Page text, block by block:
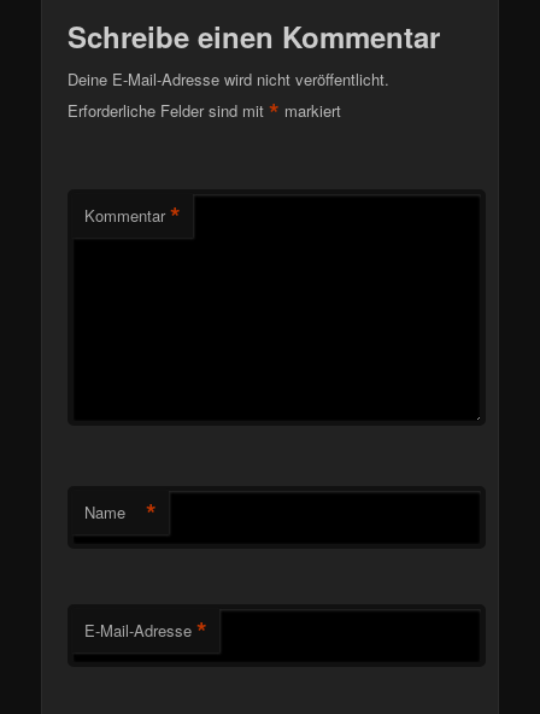
Schreibe einen Kommentar
Deine E-Mail-Adresse wird nicht veröffentlicht.
Erforderliche Felder sind mit* markiert
Kommentar *
Name *
E-Mail-Adresse *